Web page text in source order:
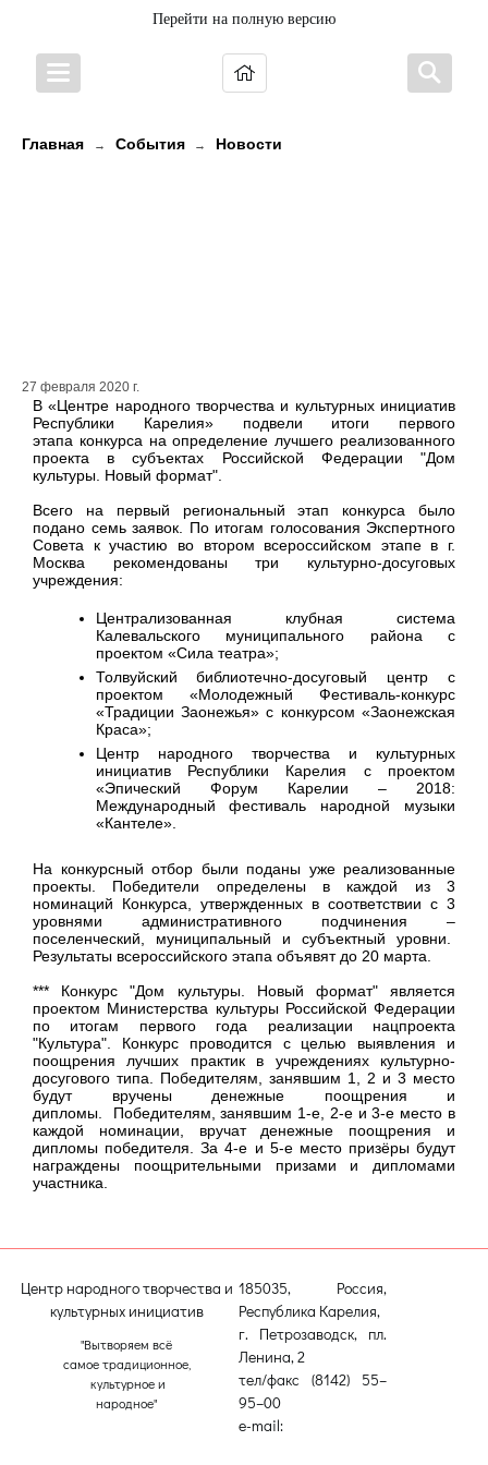
Перейти на полную версию
Главная → События → Новости
27 февраля 2020 г.
В «Центре народного творчества и культурных инициатив
Республики Карелия» подвели итоги первого
этапа конкурса на определение лучшего реализованного
проекта в субъектах Российской Федерации "Дом
культуры. Новый формат".
Всего на первый региональный этап конкурса было
подано семь заявок. По итогам голосования Экспертного
Совета к участию во втором всероссийском этапе в г.
Москва рекомендованы три культурно-досуговых
учреждения:
Централизованная клубная система
Калевальского муниципального района с
проектом «Сила театра»;
Толвуйский библиотечно-досуговый центр с
проектом «Молодежный Фестиваль-конкурс
«Традиции Заонежья» с конкурсом «Заонежская
Краса»;
Центр народного творчества и культурных
инициатив Республики Карелия с проектом
«Эпический Форум Карелии – 2018:
Международный фестиваль народной музыки
«Кантеле».
На конкурсный отбор были поданы уже реализованные
проекты. Победители определены в каждой из 3
номинаций Конкурса, утвержденных в соответствии с 3
уровнями административного подчинения –
поселенческий, муниципальный и субъектный уровни.
Результаты всероссийского этапа объявят до 20 марта.
*** Конкурс "Дом культуры. Новый формат" является
проектом Министерства культуры Российской Федерации
по итогам первого года реализации нацпроекта
"Культура". Конкурс проводится с целью выявления и
поощрения лучших практик в учреждениях культурно-
досугового типа. Победителям, занявшим 1, 2 и 3 место
будут вручены денежные поощрения и
дипломы. Победителям, занявшим 1-е, 2-е и 3-е место в
каждой номинации, вручат денежные поощрения и
дипломы победителя. За 4-е и 5-е место призёры будут
награждены поощрительными призами и дипломами
участника.
Центр народного творчества и
культурных инициатив
"Вытворяем всё
самое традиционное,
культурное и
народное"
185035, Россия,
Республика Карелия,
г. Петрозаводск, пл.
Ленина, 2
тел/факс (8142) 55–
95–00
e-mail: